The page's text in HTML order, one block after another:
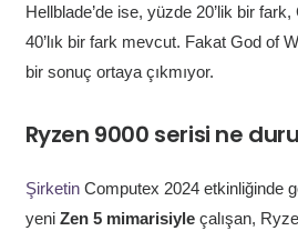
Hellblade’de ise, yüzde 20’lik bir
40’lık bir fark mevcut. Fakat God of
bir sonuç ortaya çıkmıyor.
Ryzen 9000 serisi ne
Şirketin Computex 2024 etkinliğinde
yeni Zen 5 mimarisiyle çalışan,